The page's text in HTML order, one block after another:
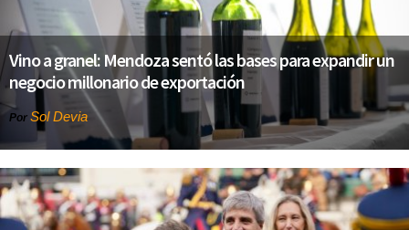
Vino a granel: Mendoza sentó las bases para expandir un
negocio millonario de exportación
Por Sol Devia